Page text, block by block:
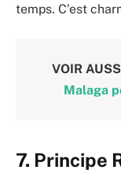
temps. C’est
VOIR
Malaga
7. Principe